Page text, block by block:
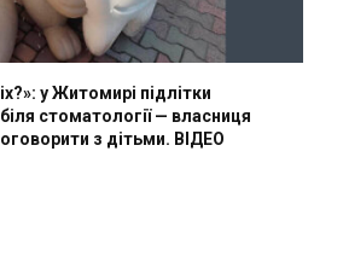
у Житомирі підлітки
стоматології — власниця
з дітьми. ВІДЕО